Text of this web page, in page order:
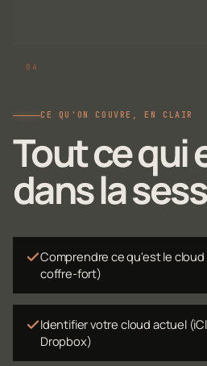
CE QU'ON COUVRE, EN CLAIR
Tout ce qui
dans la
Comprendre ce qu'est le cloud
coffre-fort)
Identifier votre cloud actuel
Dropbox)